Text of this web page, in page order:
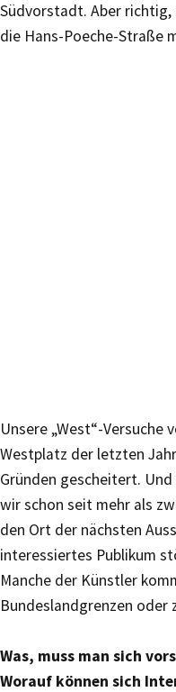
Südvorstadt. Aber
die Hans-Poeche-Straße
Unsere „West“-Versuche
Westplatz der letzten
Gründen gescheitert.
wir schon seit mehr als
den Ort der nächsten
interessiertes Publikum
Manche der Künstler
Bundeslandgrenzen oder
Was, muss man sich
Worauf können sich